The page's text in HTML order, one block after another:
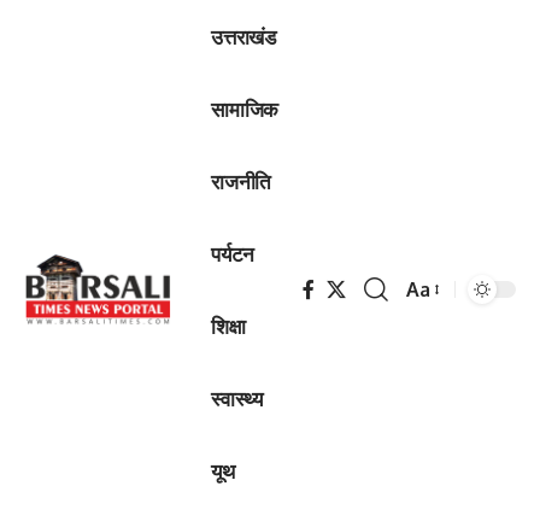
उत्तराखंड
सामाजिक
राजनीति
पर्यटन
शिक्षा
स्वास्थ्य
यूथ
Font
Aa